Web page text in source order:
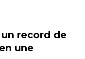
record de
une